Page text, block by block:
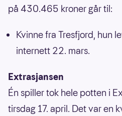
på 430.465 kroner går til:
Kvinne fra Tresfjord, hun
internett 22. mars.
Extrasjansen
Én spiller tok hele potten i
tirsdag 17. april. Det var en